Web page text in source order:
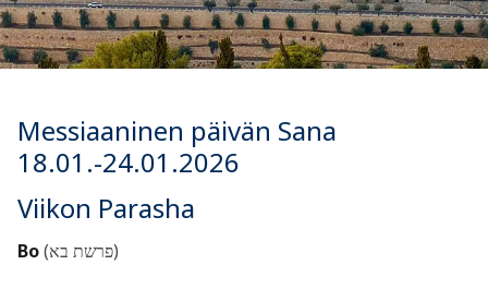
Hae:
Messiaaninen päivän Sana
18.01.-24.01.2026
Viikon Parasha
Bo (פרשת בא)